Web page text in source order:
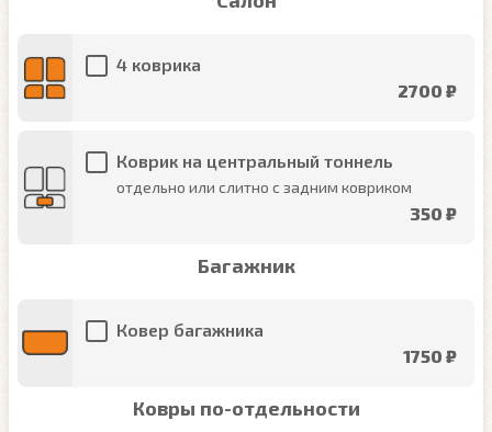
4 коврика
2700 ₽
Коврик на центральный тоннель
отдельно или слитно с задним ковриком
350 ₽
Багажник
Ковер багажника
1750 ₽
Ковры по-отдельности